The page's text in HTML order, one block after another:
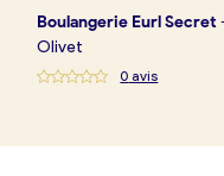
Boulangerie Eurl Secret
Olivet
0 avis